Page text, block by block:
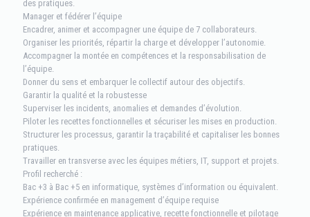
des pratiques.
Manager et fédérer l’équipe
Encadrer, animer et accompagner une équipe de 7 collaborateurs.
Organiser les priorités, répartir la charge et développer l’autonomie.
Accompagner la montée en compétences et la responsabilisation de
l’équipe.
Donner du sens et embarquer le collectif autour des objectifs.
Garantir la qualité et la robustesse
Superviser les incidents, anomalies et demandes d’évolution.
Piloter les recettes fonctionnelles et sécuriser les mises en production.
Structurer les processus, garantir la traçabilité et capitaliser les bonnes
pratiques.
Travailler en transverse avec les équipes métiers, IT, support et projets.
Profil recherché :
Bac +3 à Bac +5 en informatique, systèmes d’information ou équivalent.
Expérience confirmée en management d’équipe requise
Expérience en maintenance applicative, recette fonctionnelle et pilotage